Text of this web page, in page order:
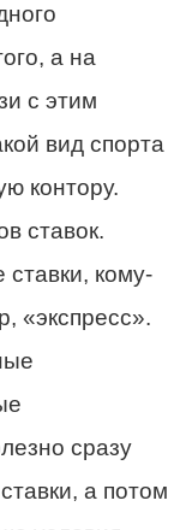
а на
с этим
вид спорта
контору.
ставок.
кому-
«экспресс».
сразу
а потом